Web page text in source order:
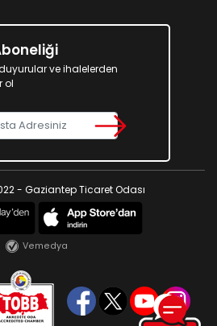
ve ihalelerden
ol
- Gaziantep Ticaret Odası
Vemedya